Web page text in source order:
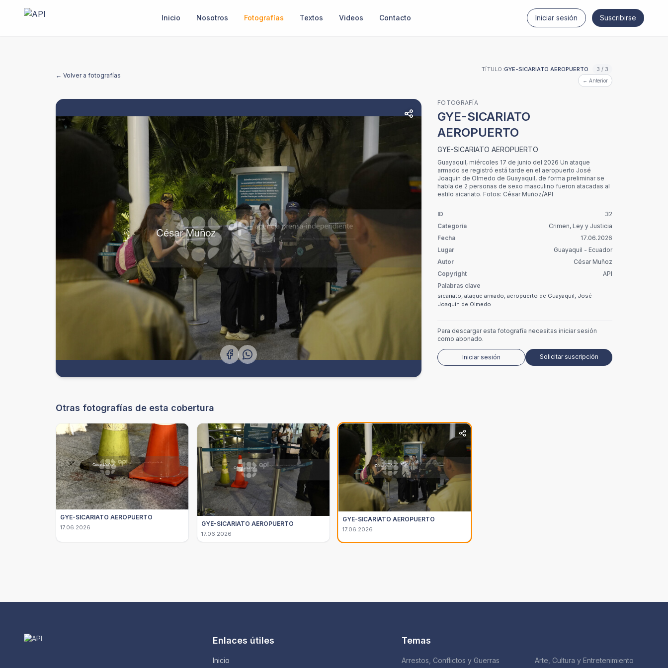
Inicio Nosotros Fotografías Textos Videos Contacto Iniciar sesión Suscribirse
← Volver a fotografías
TÍTULO:GYE-SICARIATO AEROPUERTO 3 / 3
← Anterior
FOTOGRAFÍA
GYE-SICARIATO
AEROPUERTO
GYE-SICARIATO AEROPUERTO
Guayaquil, miércoles 17 de junio del 2026 Un ataque
armado se registró está tarde en el aeropuerto José
Joaquin de Olmedo de Guayaquil, de forma preliminar se
habla de 2 personas de sexo masculino fueron atacadas al
estilo sicariato. Fotos: César Muñoz/API
ID
32
Categoría
Crimen, Ley y Justicia
Fecha
17.06.2026
Lugar
Guayaquil - Ecuador
Autor
César Muñoz
Copyright
API
Palabras clave
sicariato, ataque armado, aeropuerto de Guayaquil, José
Joaquin de Olmedo
Para descargar esta fotografía necesitas iniciar sesión
como abonado.
Iniciar sesión Solicitar suscripción
Otras fotografías de esta cobertura
GYE-SICARIATO AEROPUERTO
17.06.2026
GYE-SICARIATO AEROPUERTO
17.06.2026
GYE-SICARIATO AEROPUERTO
17.06.2026
Enlaces útiles
Inicio
Temas
Arrestos, Conflictos y Guerras Arte, Cultura y Entretenimiento